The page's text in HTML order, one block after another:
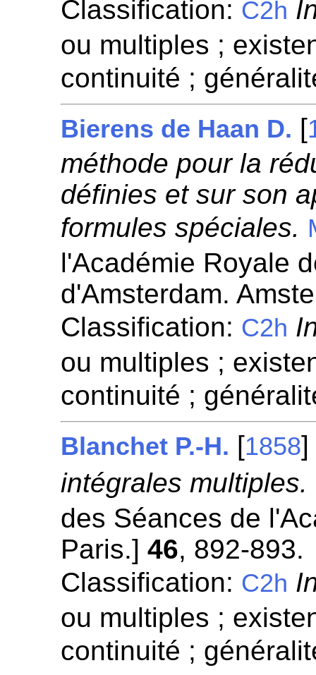
Classification: C2h
ou multiples ;
continuité ;
Bierens de Haan D. [
méthode pour la
définies et sur son
formules spéciales.
l'Académie Royale
d'Amsterdam.
Classification: C2h
ou multiples ;
continuité ;
Blanchet P.-H. [1858
intégrales multiples.
des Séances de
Paris.]46, 892-893.
Classification: C2h
ou multiples ;
continuité ;